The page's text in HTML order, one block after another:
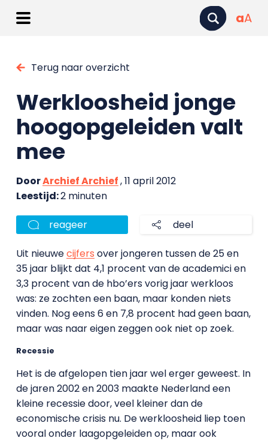
aA
Terug naar overzicht
Werkloosheid jonge
hoogopgeleiden valt
mee
DoorArchief Archief, 11 april 2012
Leestijd:2 minuten
reageer deel
Uit nieuwecijfers over jongeren tussen de 25 en
35 jaar blijkt dat 4,1 procent van de academici en
3,3 procent van de hbo’ers vorig jaar werkloos
was: ze zochten een baan, maar konden niets
vinden. Nog eens 6 en 7,8 procent had geen baan,
maar was naar eigen zeggen ook niet op zoek.
Recessie
Het is de afgelopen tien jaar wel erger geweest. In
de jaren 2002 en 2003 maakte Nederland een
kleine recessie door, veel kleiner dan de
economische crisis nu. De werkloosheid liep toen
vooral onder laagopgeleiden op, maar ook